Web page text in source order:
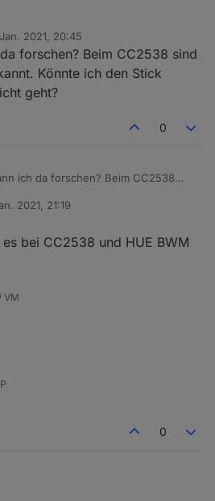
Anleitung
ein bisschen forschen und nach
blind einfach was neues probieren
2021, 20:45
forschen? Beim CC2538 sind
Könnte ich den Stick
geht?
0
ich da forschen? Beim CC2538
nicht geht?
2021, 21:19
bei CC2538 und HUE BWM
VM
0